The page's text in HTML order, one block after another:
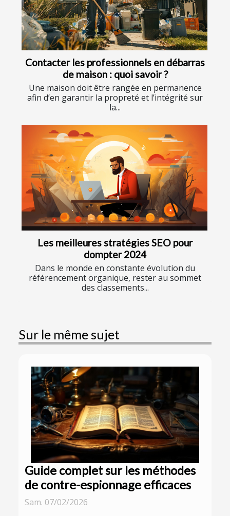
Contacter les professionnels en débarras
de maison : quoi savoir ?
Une maison doit être rangée en permanence
afin d’en garantir la propreté et l’intégrité sur
la...
Les meilleures stratégies SEO pour
dompter 2024
Dans le monde en constante évolution du
référencement organique, rester au sommet
des classements...
Sur le même sujet
Guide complet sur les méthodes
de contre-espionnage efficaces
Sam. 07/02/2026